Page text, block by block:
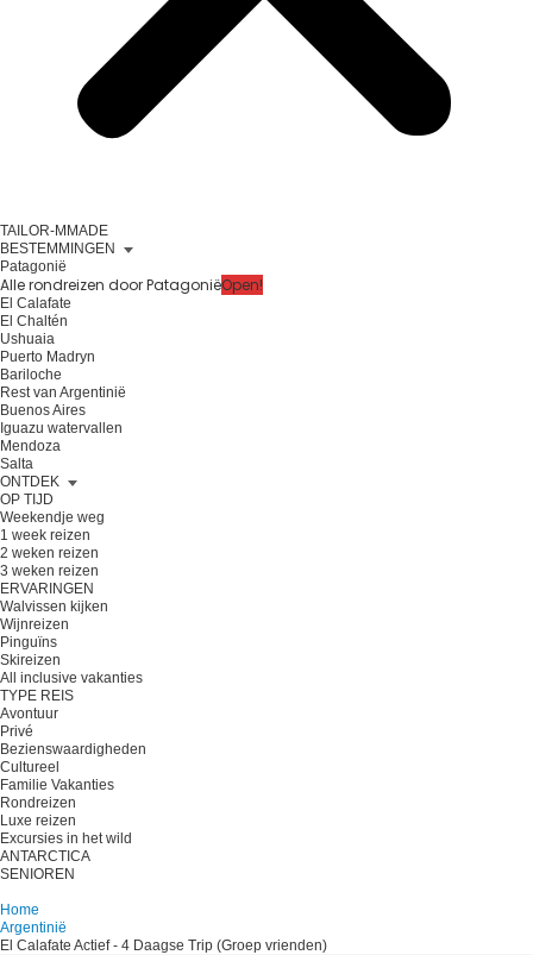
TAILOR-MMADE
BESTEMMINGEN
Patagonië
Alle rondreizen door PatagoniëOpen!
El Calafate
El Chaltén
Ushuaia
Puerto Madryn
Bariloche
Rest van Argentinië
Buenos Aires
Iguazu watervallen
Mendoza
Salta
ONTDEK
OP TIJD
Weekendje weg
1 week reizen
2 weken reizen
3 weken reizen
ERVARINGEN
Walvissen kijken
Wijnreizen
Pinguïns
Skireizen
All inclusive vakanties
TYPE REIS
Avontuur
Privé
Bezienswaardigheden
Cultureel
Familie Vakanties
Rondreizen
Luxe reizen
Excursies in het wild
ANTARCTICA
SENIOREN
Home
Argentinië
El Calafate Actief - 4 Daagse Trip (Groep vrienden)